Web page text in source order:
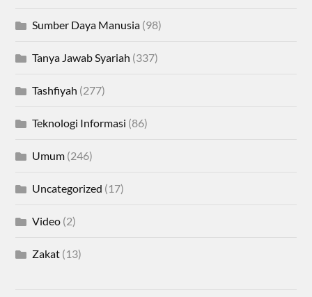
Sumber Daya Manusia (98)
Tanya Jawab Syariah (337)
Tashfiyah (277)
Teknologi Informasi (86)
Umum (246)
Uncategorized (17)
Video (2)
Zakat (13)